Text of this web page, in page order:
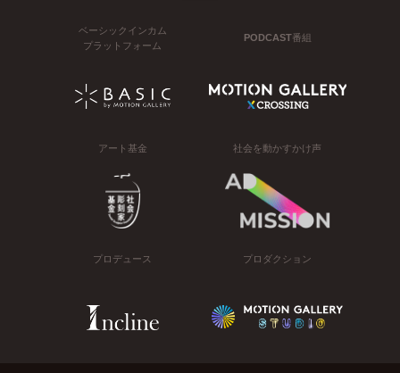
ベーシックインカム
プラットフォーム
PODCAST番組
アート基金 社会を動かすかけ声
プロデュース プロダクション